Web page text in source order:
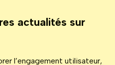
actualités sur
l’engagement utilisateur,